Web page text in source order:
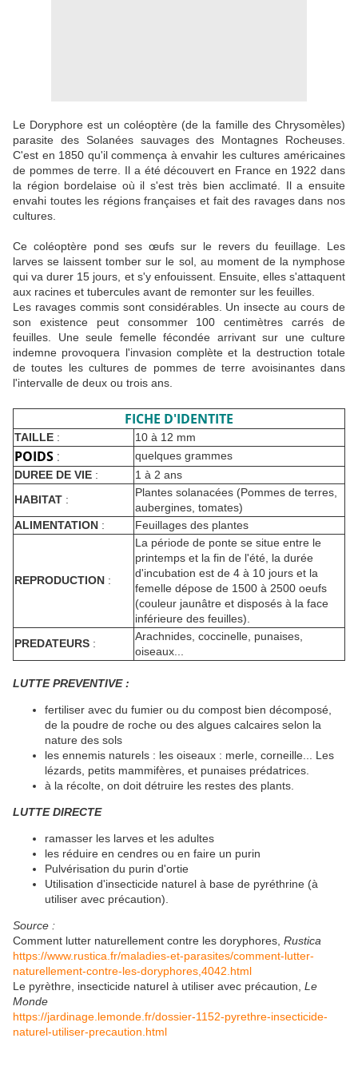
Le Doryphore est un coléoptère (de la famille des Chrysomèles)
parasite des Solanées sauvages des Montagnes Rocheuses.
C'est en 1850 qu'il commença à envahir les cultures américaines
de pommes de terre. Il a été découvert en France en 1922 dans
la région bordelaise où il s'est très bien acclimaté. Il a ensuite
envahi toutes les régions françaises et fait des ravages dans nos
cultures.
Ce coléoptère pond ses œufs sur le revers du feuillage. Les
larves se laissent tomber sur le sol, au moment de la nymphose
qui va durer 15 jours, et s'y enfouissent. Ensuite, elles s'attaquent
aux racines et tubercules avant de remonter sur les feuilles.
Les ravages commis sont considérables. Un insecte au cours de
son existence peut consommer 100 centimètres carrés de
feuilles. Une seule femelle fécondée arrivant sur une culture
indemne provoquera l'invasion complète et la destruction totale
de toutes les cultures de pommes de terre avoisinantes dans
l'intervalle de deux ou trois ans.
FICHE D'IDENTITE
TAILLE : 10 à 12 mm
POIDS :
quelques grammes
DUREE DE VIE :
1 à 2 ans
HABITAT :
Plantes solanacées (Pommes de terres,
aubergines, tomates)
ALIMENTATION : Feuillages des plantes
REPRODUCTION :
La période de ponte se situe entre le
printemps et la fin de l'été, la durée
d'incubation est de 4 à 10 jours et la
femelle dépose de 1500 à 2500 oeufs
(couleur jaunâtre et disposés à la face
inférieure des feuilles).
PREDATEURS :
Arachnides, coccinelle, punaises,
oiseaux...
LUTTE PREVENTIVE :
fertiliser avec du fumier ou du compost bien décomposé,
de la poudre de roche ou des algues calcaires selon la
nature des sols
les ennemis naturels : les oiseaux : merle, corneille... Les
lézards, petits mammifères, et punaises prédatrices.
à la récolte, on doit détruire les restes des plants.
LUTTE DIRECTE
ramasser les larves et les adultes
les réduire en cendres ou en faire un purin
Pulvérisation du purin d'ortie
Utilisation d'insecticide naturel à base de pyréthrine (à
utiliser avec précaution).
Source :
Comment lutter naturellement contre les doryphores, Rustica
https://www.rustica.fr/maladies-et-parasites/comment-lutter-
naturellement-contre-les-doryphores,4042.html
Le pyrèthre, insecticide naturel à utiliser avec précaution, Le
Monde
https://jardinage.lemonde.fr/dossier-1152-pyrethre-insecticide-
naturel-utiliser-precaution.html